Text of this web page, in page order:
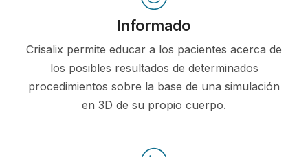
Informado
Crisalix permite educar a los pacientes acerca de
los posibles resultados de determinados
procedimientos sobre la base de una simulación
en 3D de su propio cuerpo.